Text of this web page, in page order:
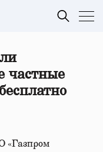
частные
«Газпром